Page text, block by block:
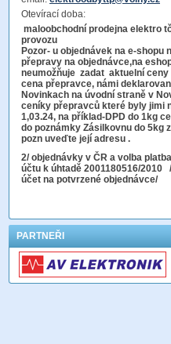
Otevírací doba:
maloobchodní prodejna elektro
Pozor- u objednávek na e-shopu
přepravy na objednávce,na
neumožňuje zadat aktuelní ceny
cena přepravce, námi
Novinkach na úvodní straně v
ceníky přepravců které byly jimi
1,03.24, na příklad-DPD do 1kg
do poznámky Zásilkovnu do 5kg
pozn uveďte její adresu .
2/ objednávky v ČR a volba
účtu k úhtadě 2001180516/2010
účet na potvrzené objednávce/
PARTNEŘI